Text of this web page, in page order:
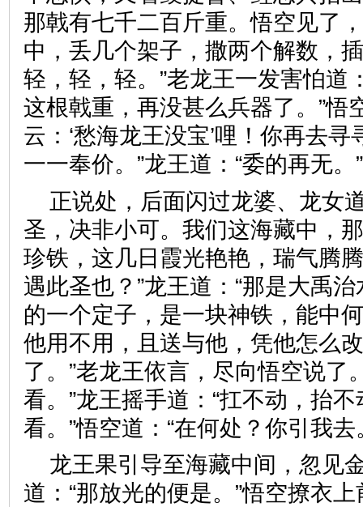
那戟有七千二百斤重。悟空见了
中，丢几个架子，撒两个解数，
轻，轻，轻。”老龙王一发害怕道
这根戟重，再没甚么兵器了。”悟
云：‘愁海龙王没宝’哩！你再去
一一奉价。”龙王道：“委的再
正说处，后面闪过龙婆、龙女
圣，决非小可。我们这海藏中，
珍铁，这几日霞光艳艳，瑞气腾
遇此圣也？”龙王道：“那是大禹
的一个定子，是一块神铁，能中
他用不用，且送与他，凭他怎么
了。”老龙王依言，尽向悟空说了
看。”龙王摇手道：“扛不动，抬
看。”悟空道：“在何处？你引
龙王果引导至海藏中间，忽见
道：“那放光的便是。”悟空撩衣